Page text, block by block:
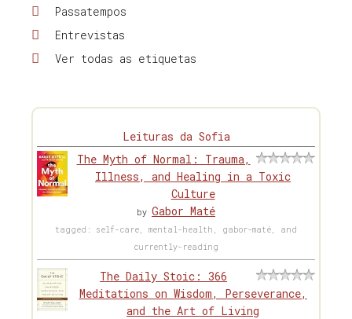
Passatempos
Entrevistas
Ver todas as etiquetas
Leituras da Sofia
The Myth of Normal: Trauma,
Illness, and Healing in a Toxic
Culture
by Gabor Maté
tagged: self-care, mental-health, gabor-maté, and
currently-reading
The Daily Stoic: 366
Meditations on Wisdom, Perseverance,
and the Art of Living